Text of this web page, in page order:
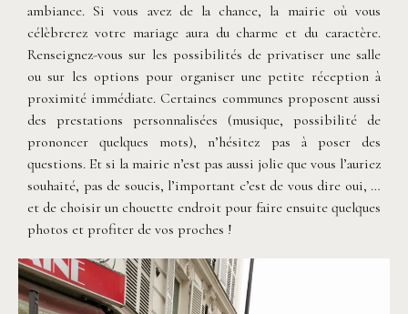
ambiance. Si vous avez de la chance, la mairie où vous
célèbrerez votre mariage aura du charme et du caractère.
Renseignez-vous sur les possibilités de privatiser une salle
ou sur les options pour organiser une petite réception à
proximité immédiate. Certaines communes proposent aussi
des prestations personnalisées (musique, possibilité de
prononcer quelques mots), n’hésitez pas à poser des
questions. Et si la mairie n’est pas aussi jolie que vous l’auriez
souhaité, pas de soucis, l’important c’est de vous dire oui, …
et de choisir un chouette endroit pour faire ensuite quelques
photos et profiter de vos proches !